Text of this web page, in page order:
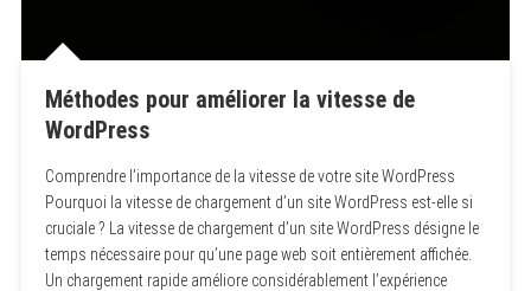
Méthodes pour améliorer la vitesse de
WordPress
Comprendre l’importance de la vitesse de votre site WordPress
Pourquoi la vitesse de chargement d’un site WordPress est-elle si
cruciale ? La vitesse de chargement d’un site WordPress désigne le
temps nécessaire pour qu’une page web soit entièrement affichée.
Un chargement rapide améliore considérablement l’expérience